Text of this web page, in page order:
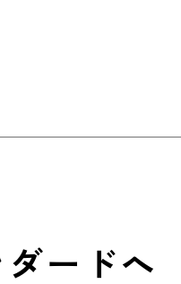
ードへ